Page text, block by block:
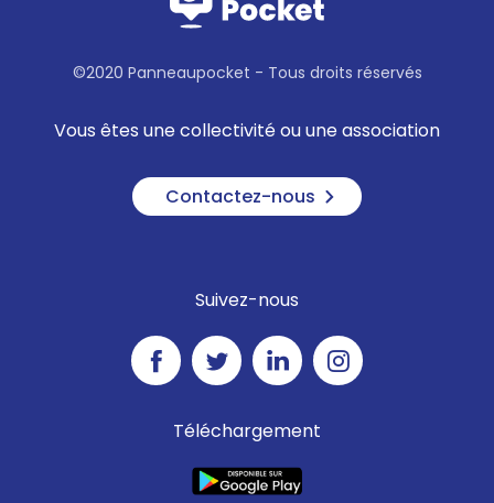
©2020 Panneaupocket - Tous droits réservés
Vous êtes une collectivité ou une association
Contactez-nous
Suivez-nous
Téléchargement